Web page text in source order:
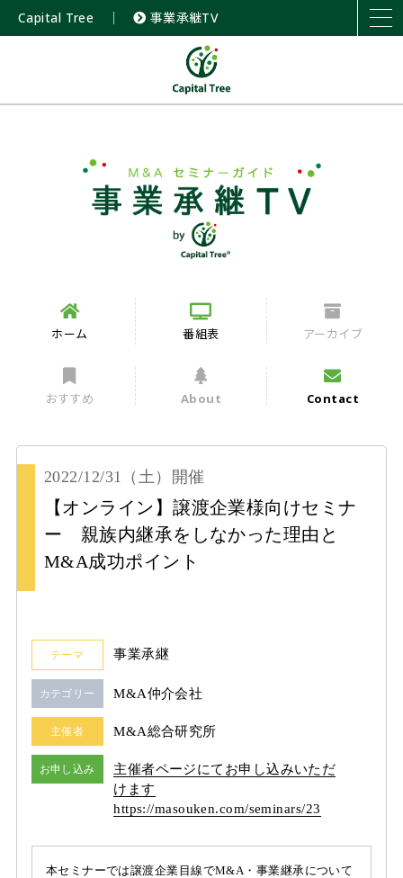
Capital Tree ｜ 事業承継TV
ホーム 番組表 アーカイブ
おすすめ About Contact
2022/12/31 （土） 開催
【オンライン】譲渡企業様向けセミナ
ー 親族内継承をしなかった理由と
M&A成功ポイント
カテゴリー M&A仲介会社
テーマ 事業承継
主催者 M&A総合研究所
お申し込み
主催者ページにてお申し込みいただ
けます
https://masouken.com/seminars/23
本セミナーでは譲渡企業目線でM&A・事業継承について